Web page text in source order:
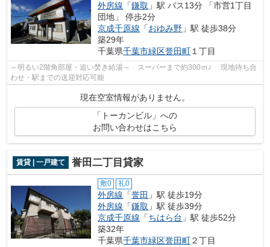
外房線 「鎌取 」駅 バス13分 「市営1丁目
団地」 停歩2分
京成千原線 「おゆみ野 」駅 徒歩38分
築29年
千葉県千葉市緑区誉田町 １丁目
～明るい2階角部屋・追い焚き給湯～ スーパーまで約300ｍ♪ 現地待ち合
わせ・駅までの送迎対応可能
現在空室情報がありません。
「トーカンビル」への
お問い合わせはこちら
賃貸 | 一戸建て 誉田二丁目貸家
敷0 礼0
外房線 「誉田 」駅 徒歩19分
外房線 「鎌取 」駅 徒歩39分
京成千原線 「ちはら台 」駅 徒歩52分
築32年
千葉県千葉市緑区誉田町２丁目